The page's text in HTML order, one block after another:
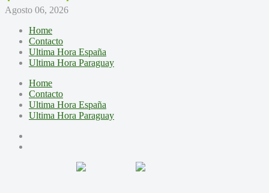
Agosto 06, 2026
Home
Contacto
Ultima Hora España
Ultima Hora Paraguay
Home
Contacto
Ultima Hora España
Ultima Hora Paraguay